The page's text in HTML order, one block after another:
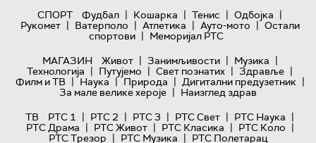
СПОРТ
Фудбал | Кошарка | Тенис | Одбојка |
Рукомет | Ватерполо | Атлетика | Ауто-мото | Остали
спортови | Меморијал РТС
МАГАЗИН
Живот | Занимљивости | Музика |
Технологијa | Путујемо | Свет познатих | Здравље |
Филм и ТВ | Наука | Природа | Дигитални предузетник |
За мале велике хероје | Наизглед здрав
ТВ
РТС 1 | РТС 2 | РТС 3 | РТС Свет | РТС Наука |
РТС Драма | РТС Живот | РТС Класика | РТС Коло |
РТС Трезор | РТС Музика | РТС Полетарац